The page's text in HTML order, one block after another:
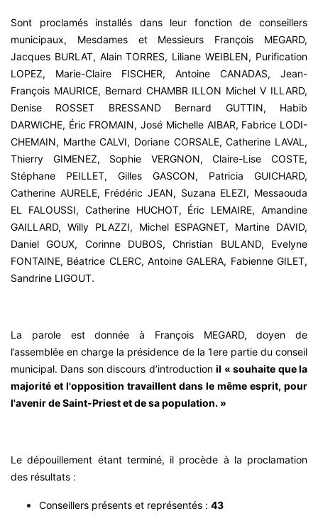
Sont proclamés installés dans leur fonction de conseillers
municipaux, Mesdames et Messieurs François MEGARD,
Jacques BURLAT, Alain TORRES, Liliane WEIBLEN, Purification
LOPEZ, Marie-Claire FISCHER, Antoine CANADAS, Jean-
François MAURICE, Bernard CHAMBR ILLON Michel V ILLARD,
Denise ROSSET BRESSAND Bernard GUTTIN, Habib
DARWICHE, Éric FROMAIN, José Michelle AIBAR, Fabrice LODI-
CHEMAIN, Marthe CALVI, Doriane CORSALE, Catherine LAVAL,
Thierry GIMENEZ, Sophie VERGNON, Claire-Lise COSTE,
Stéphane PEILLET, Gilles GASCON, Patricia GUICHARD,
Catherine AURELE, Frédéric JEAN, Suzana ELEZI, Messaouda
EL FALOUSSI, Catherine HUCHOT, Éric LEMAIRE, Amandine
GAILLARD, Willy PLAZZI, Michel ESPAGNET, Martine DAVID,
Daniel GOUX, Corinne DUBOS, Christian BULAND, Evelyne
FONTAINE, Béatrice CLERC, Antoine GALERA, Fabienne GILET,
Sandrine LIGOUT.
La parole est donnée à François MEGARD, doyen de
l’assemblée en charge la présidence de la 1ere partie du conseil
municipal. Dans son discours d’introductionil « souhaite que la
majorité et l'opposition travaillent dans le même esprit, pour
l'avenir de Saint-Priest et de sa population. »
Le dépouillement étant terminé, il procède à la proclamation
des résultats :
Conseillers présents et représentés : 43